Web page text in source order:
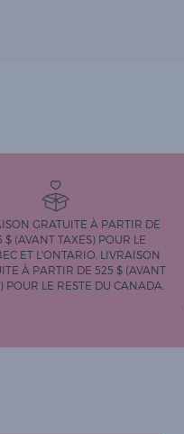
GRATUITE À PARTIR DE
$ (AVANT TAXES) POUR LE
ET L'ONTARIO. LIVRAISON
À PARTIR DE 525 $ (AVANT
POUR LE RESTE DU CANADA.